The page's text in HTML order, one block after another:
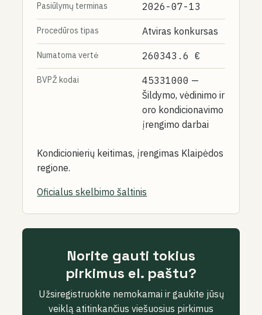
Pasiūlymų terminas 2026-07-13
Procedūros tipas Atviras konkursas
Numatoma vertė 260343.6 €
BVPŽ kodai 45331000 —
Šildymo, vėdinimo ir
oro kondicionavimo
įrengimo darbai
Kondicionierių keitimas, įrengimas Klaipėdos
regione.
Oficialus skelbimo šaltinis
Norite gauti tokius
pirkimus el. paštu?
Užsiregistruokite nemokamai ir gaukite jūsų
veiklą atitinkančius viešuosius pirkimus